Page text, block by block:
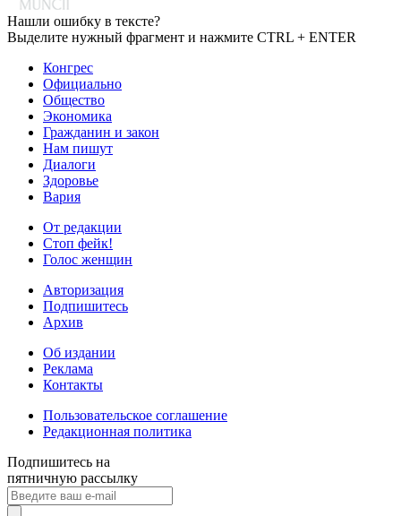
Нашли ошибку в тексте?
Выделите нужный фрагмент и нажмите CTRL + ENTER
Конгрес
Официально
Общество
Экономика
Гражданин и закон
Нам пишут
Диалоги
Здоровье
Вария
От редакции
Стоп фейк!
Голос женщин
Авторизация
Подпишитесь
Архив
Об издании
Реклама
Контакты
Пользовательское соглашение
Редакционная политика
Подпишитесь на
пятничную рассылку